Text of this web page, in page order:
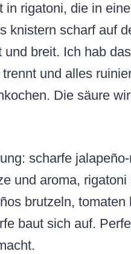
in rigatoni, die in
knistern scharf auf
und breit. Ich hab
und alles
Die säure
scharfe
und aroma,
brutzeln,
baut sich auf.